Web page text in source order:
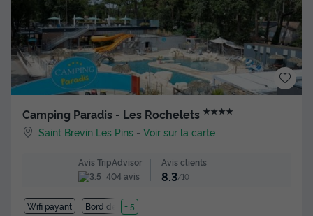
Camping Paradis - Les Rochelets ★★★★
Saint Brevin Les Pins -Voir sur la carte
Avis TripAdvisor
404 avis
Avis clients
8.3/10
Wifi payant Bord de mer
+ 5